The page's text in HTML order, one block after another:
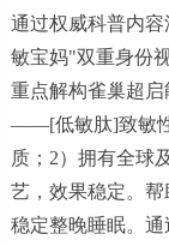
通过权威科普内
敏宝妈"双重身份
重点解构雀巢超
——[低敏肽]致敏
质；2）拥有全球
艺，效果稳定。帮
稳定整晚睡眠。